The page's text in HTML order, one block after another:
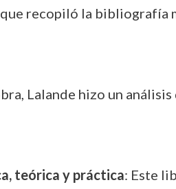
recopiló la bibliografía
Lalande hizo un
teórica y práctica: Este